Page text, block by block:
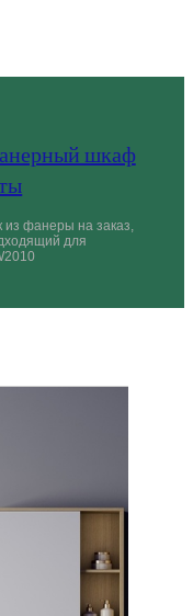
шкаф
из фанеры на заказ,
для